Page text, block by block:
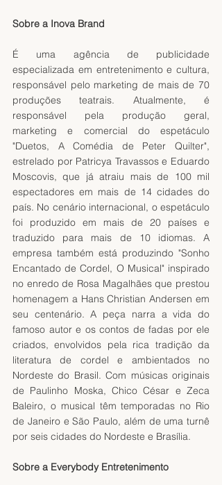
Sobre a Inova Brand
É uma agência de publicidade
especializada em entretenimento e cultura,
responsável pelo marketing de mais de 70
produções teatrais. Atualmente, é
responsável pela produção geral,
marketing e comercial do espetáculo
"Duetos, A Comédia de Peter Quilter",
estrelado por Patricya Travassos e Eduardo
Moscovis, que já atraiu mais de 100 mil
espectadores em mais de 14 cidades do
país. No cenário internacional, o espetáculo
foi produzido em mais de 20 países e
traduzido para mais de 10 idiomas. A
empresa também está produzindo "Sonho
Encantado de Cordel, O Musical" inspirado
no enredo de Rosa Magalhães que prestou
homenagem a Hans Christian Andersen em
seu centenário. A peça narra a vida do
famoso autor e os contos de fadas por ele
criados, envolvidos pela rica tradição da
literatura de cordel e ambientados no
Nordeste do Brasil. Com músicas originais
de Paulinho Moska, Chico César e Zeca
Baleiro, o musical têm temporadas no Rio
de Janeiro e São Paulo, além de uma turnê
por seis cidades do Nordeste e Brasília.
Sobre a Everybody Entretenimento